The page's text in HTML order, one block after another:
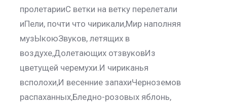
пролетарииС ветки на ветку перелетали
иПели, почти что чирикали,Мир наполняя
музЫкоюЗвуков, летящих в
воздухе,Долетающих отзвуковИз
цветущей черемухи.И чириканья
всполохи,И весенние запахиЧерноземов
распаханных,Бледно-розовых яблонь,